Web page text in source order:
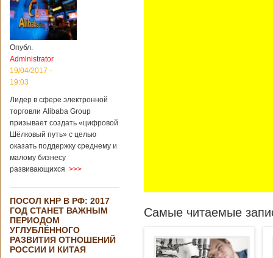
Опубл.
Administrator
19/04/2017 -
19:03
Лидер в сфере электронной
торговли Alibaba Group
призывает создать «цифровой
Шёлковый путь» с целью
оказать поддержку среднему и
малому бизнесу
развивающихся >>>
ПОСОЛ КНР В РФ: 2017
ГОД СТАНЕТ ВАЖНЫМ
ПЕРИОДОМ
УГЛУБЛЁННОГО
РАЗВИТИЯ ОТНОШЕНИЙ
РОССИИ И КИТАЯ
Самые читаемые